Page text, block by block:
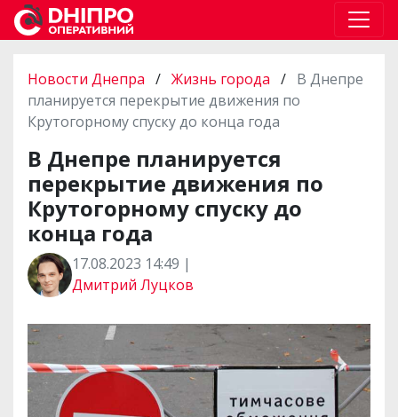
Новости Днепра / Жизнь города / В Днепре
планируется перекрытие движения по
Крутогорному спуску до конца года
В Днепре планируется
перекрытие движения по
Крутогорному спуску до
конца года
17.08.2023 14:49 |
Дмитрий Луцков